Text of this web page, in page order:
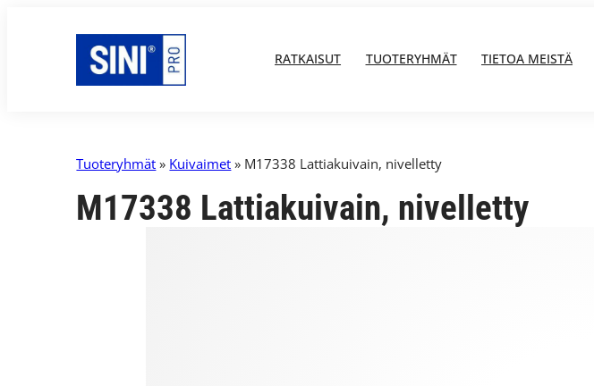
RATKAISUT TUOTERYHMÄT TIETOA MEISTÄ
Tuoteryhmät» Kuivaimet» M17338 Lattiakuivain, nivelletty
M17338 Lattiakuivain, nivelletty